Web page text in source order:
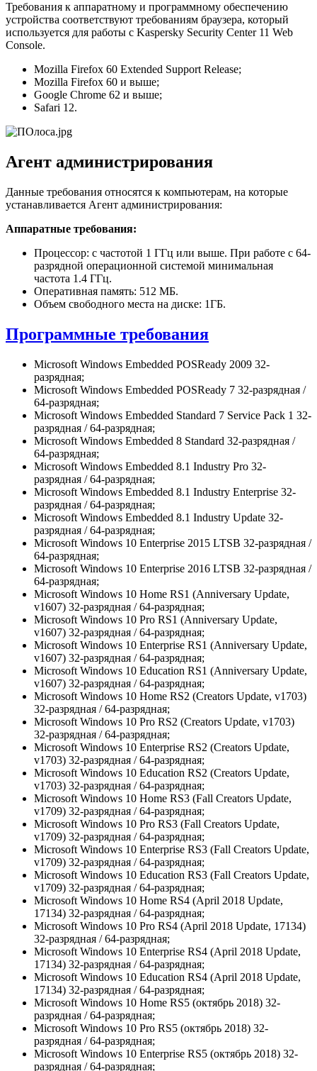
Требования к аппаратному и программному обеспечению
устройства соответствуют требованиям браузера, который
используется для работы с Kaspersky Security Center 11 Web
Console.
Mozilla Firefox 60 Extended Support Release;
Mozilla Firefox 60 и выше;
Google Chrome 62 и выше;
Safari 12.
Агент администрирования
Данные требования относятся к компьютерам, на которые
устанавливается Агент администрирования:
Аппаратные требования:
Процессор: с частотой 1 ГГц или выше. При работе с 64-
разрядной операционной системой минимальная
частота 1.4 ГГц.
Оперативная память: 512 МБ.
Объем свободного места на диске: 1ГБ.
Программные требования
Microsoft Windows Embedded POSReady 2009 32-
разрядная;
Microsoft Windows Embedded POSReady 7 32-разрядная /
64-разрядная;
Microsoft Windows Embedded Standard 7 Service Pack 1 32-
разрядная / 64-разрядная;
Microsoft Windows Embedded 8 Standard 32-разрядная /
64-разрядная;
Microsoft Windows Embedded 8.1 Industry Pro 32-
разрядная / 64-разрядная;
Microsoft Windows Embedded 8.1 Industry Enterprise 32-
разрядная / 64-разрядная;
Microsoft Windows Embedded 8.1 Industry Update 32-
разрядная / 64-разрядная;
Microsoft Windows 10 Enterprise 2015 LTSB 32-разрядная /
64-разрядная;
Microsoft Windows 10 Enterprise 2016 LTSB 32-разрядная /
64-разрядная;
Microsoft Windows 10 Home RS1 (Anniversary Update,
v1607) 32-разрядная / 64-разрядная;
Microsoft Windows 10 Pro RS1 (Anniversary Update,
v1607) 32-разрядная / 64-разрядная;
Microsoft Windows 10 Enterprise RS1 (Anniversary Update,
v1607) 32-разрядная / 64-разрядная;
Microsoft Windows 10 Education RS1 (Anniversary Update,
v1607) 32-разрядная / 64-разрядная;
Microsoft Windows 10 Home RS2 (Creators Update, v1703)
32-разрядная / 64-разрядная;
Microsoft Windows 10 Pro RS2 (Creators Update, v1703)
32-разрядная / 64-разрядная;
Microsoft Windows 10 Enterprise RS2 (Creators Update,
v1703) 32-разрядная / 64-разрядная;
Microsoft Windows 10 Education RS2 (Creators Update,
v1703) 32-разрядная / 64-разрядная;
Microsoft Windows 10 Home RS3 (Fall Creators Update,
v1709) 32-разрядная / 64-разрядная;
Microsoft Windows 10 Pro RS3 (Fall Creators Update,
v1709) 32-разрядная / 64-разрядная;
Microsoft Windows 10 Enterprise RS3 (Fall Creators Update,
v1709) 32-разрядная / 64-разрядная;
Microsoft Windows 10 Education RS3 (Fall Creators Update,
v1709) 32-разрядная / 64-разрядная;
Microsoft Windows 10 Home RS4 (April 2018 Update,
17134) 32-разрядная / 64-разрядная;
Microsoft Windows 10 Pro RS4 (April 2018 Update, 17134)
32-разрядная / 64-разрядная;
Microsoft Windows 10 Enterprise RS4 (April 2018 Update,
17134) 32-разрядная / 64-разрядная;
Microsoft Windows 10 Education RS4 (April 2018 Update,
17134) 32-разрядная / 64-разрядная;
Microsoft Windows 10 Home RS5 (октябрь 2018) 32-
разрядная / 64-разрядная;
Microsoft Windows 10 Pro RS5 (октябрь 2018) 32-
разрядная / 64-разрядная;
Microsoft Windows 10 Enterprise RS5 (октябрь 2018) 32-
разрядная / 64-разрядная;